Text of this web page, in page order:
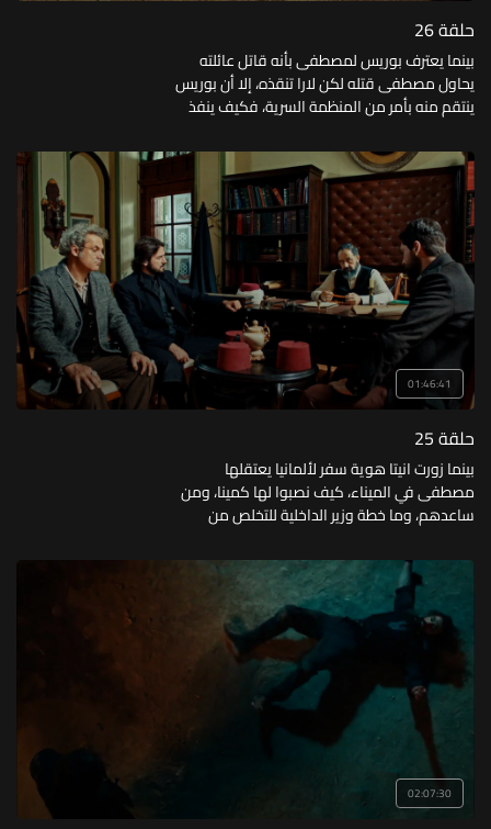
حلقة 26
بينما يعترف بوريس لمصطفى بأنه قاتل عائلته
يحاول مصطفى قتله لكن لارا تنقذه، إلا أن بوريس
ينتقم منه بأمر من المنظمة السرية، فكيف ينفذ
01:46:41
حلقة 25
بينما زورت انيتا هوية سفر لألمانيا يعتقلها
مصطفى في الميناء، كيف نصبوا لها كمينا، ومن
ساعدهم، وما خطة وزير الداخلية للتخلص من
02:07:30